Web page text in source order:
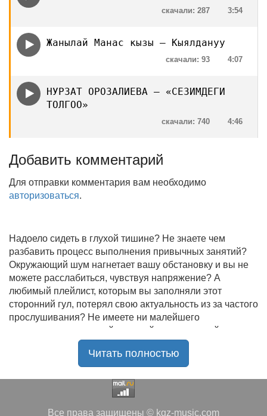
3:54
скачали: 287
Жанылай Манас кызы — Кыялдануу
4:07
скачали: 93
НУРЗАТ ОРОЗАЛИЕВА — «СЕЗИМДЕГИ
ТОЛГОО»
4:46
скачали: 740
Добавить комментарий
Для отправки комментария вам необходимо
авторизоваться.
Надоело сидеть в глухой тишине? Не знаете чем
разбавить процесс выполнения привычных занятий?
Окружающий шум нагнетает вашу обстановку и вы не
можете расслабиться, чувствуя напряжение? А
любимый плейлист, которым вы заполняли этот
сторонний гул, потерял свою актуальность из за частого
прослушивания? Не имеете ни малейшего
представления, где найти новый качественный контент
на замену старому? В таком случае вы обратились по
радостью приветствует своих старых и новых
Читать полностью
Все права защищены © kgz-music.com